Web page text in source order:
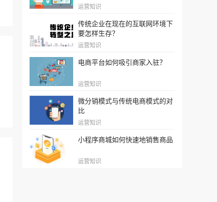
运营知识
传统企业在现在的互联网环境下
要怎样生存？
运营知识
电商平台如何吸引商家入驻？
运营知识
微分销模式与传统电商模式的对
比
运营知识
小程序商城如何快速地销售商品
运营知识